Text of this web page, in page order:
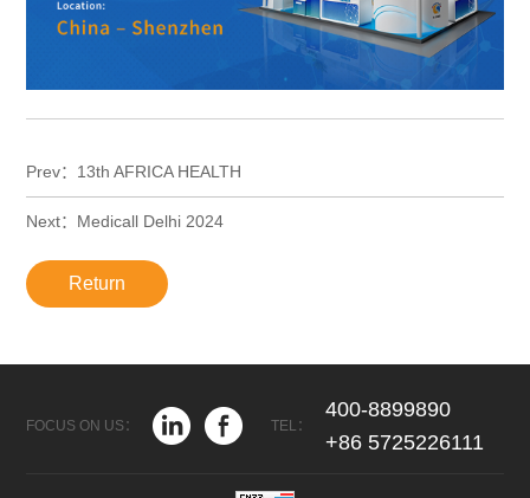
Prev：13th AFRICA HEALTH
Next：Medicall Delhi 2024
Return
FOCUS ON US： TEL：
400-8899890
+86 5725226111